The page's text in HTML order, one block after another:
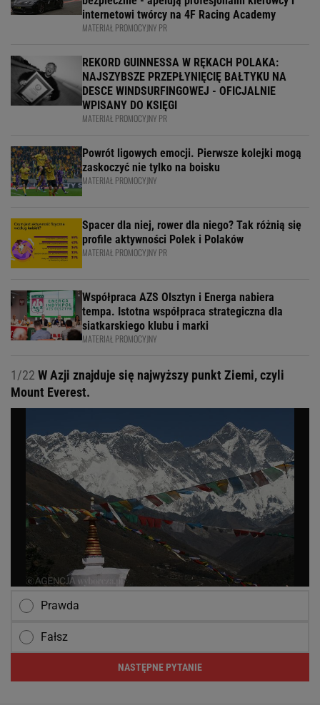
internetowi twórcy na 4F Racing Academy
MATERIAŁ PROMOCYJNY PR
REKORD GUINNESSA W RĘKACH POLAKA:
NAJSZYBSZE PRZEPŁYNIĘCIĘ BAŁTYKU NA
DESCE WINDSURFINGOWEJ - OFICJALNIE
WPISANY DO KSIĘGI
MATERIAŁ PROMOCYJNY PR
Powrót ligowych emocji. Pierwsze kolejki mogą
zaskoczyć nie tylko na boisku
MATERIAŁ PROMOCYJNY
Spacer dla niej, rower dla niego? Tak różnią się
profile aktywności Polek i Polaków
MATERIAŁ PROMOCYJNY PR
Współpraca AZS Olsztyn i Energa nabiera
tempa. Istotna współpraca strategiczna dla
siatkarskiego klubu i marki
MATERIAŁ PROMOCYJNY
1/22 W Azji znajduje się najwyższy punkt Ziemi, czyli
Mount Everest.
Prawda
Fałsz
NASTĘPNE PYTANIE